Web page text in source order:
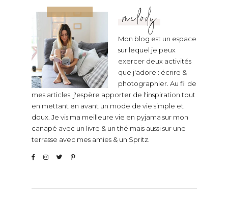
melody
Mon blog est un espace
sur lequel je peux
exercer deux activités
que j'adore : écrire &
photographier. Au fil de
mes articles, j'espère apporter de l'inspiration tout
en mettant en avant un mode de vie simple et
doux. Je vis ma meilleure vie en pyjama sur mon
canapé avec un livre & un thé mais aussi sur une
terrasse avec mes amies & un Spritz.